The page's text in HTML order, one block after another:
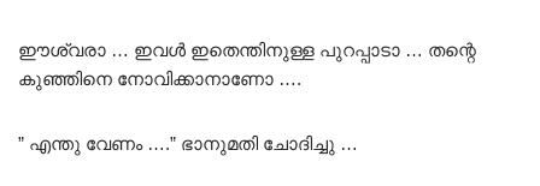
ഈശ്വരാ … ഇവൾ ഇതെന്തിനുള്ള പുറപ്പാടാ … തന്റെ
കുഞ്ഞിനെ നോവിക്കാനാണോ ….
” എന്തു വേണം ….” ഭാനുമതി ചോദിച്ചു …